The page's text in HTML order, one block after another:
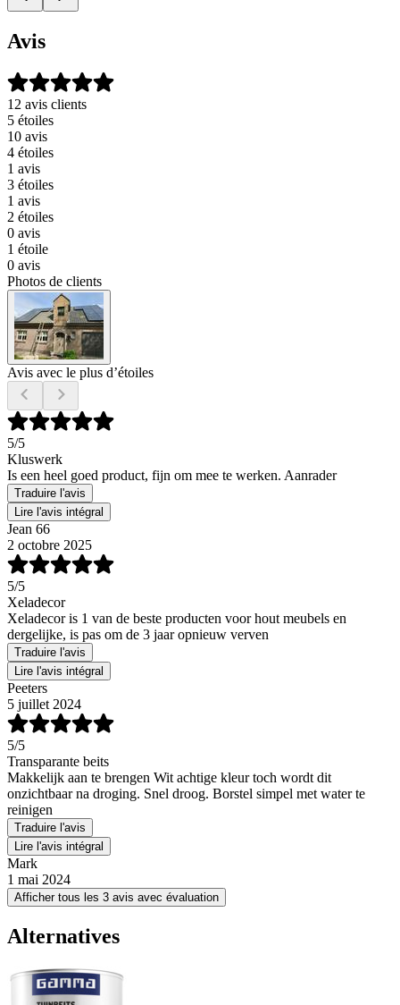
Avis
12 avis clients
5 étoiles
10 avis
4 étoiles
1 avis
3 étoiles
1 avis
2 étoiles
0 avis
1 étoile
0 avis
Photos de clients
Avis avec le plus d’étoiles
5/5
Kluswerk
Is een heel goed product, fijn om mee te werken. Aanrader
Traduire l'avis
Lire l'avis intégral
Jean 66
2 octobre 2025
5/5
Xeladecor
Xeladecor is 1 van de beste producten voor hout meubels en
dergelijke, is pas om de 3 jaar opnieuw verven
Traduire l'avis
Lire l'avis intégral
Peeters
5 juillet 2024
5/5
Transparante beits
Makkelijk aan te brengen Wit achtige kleur toch wordt dit
onzichtbaar na droging. Snel droog. Borstel simpel met water te
reinigen
Traduire l'avis
Lire l'avis intégral
Mark
1 mai 2024
Afficher tous les 3 avis avec évaluation
Alternatives